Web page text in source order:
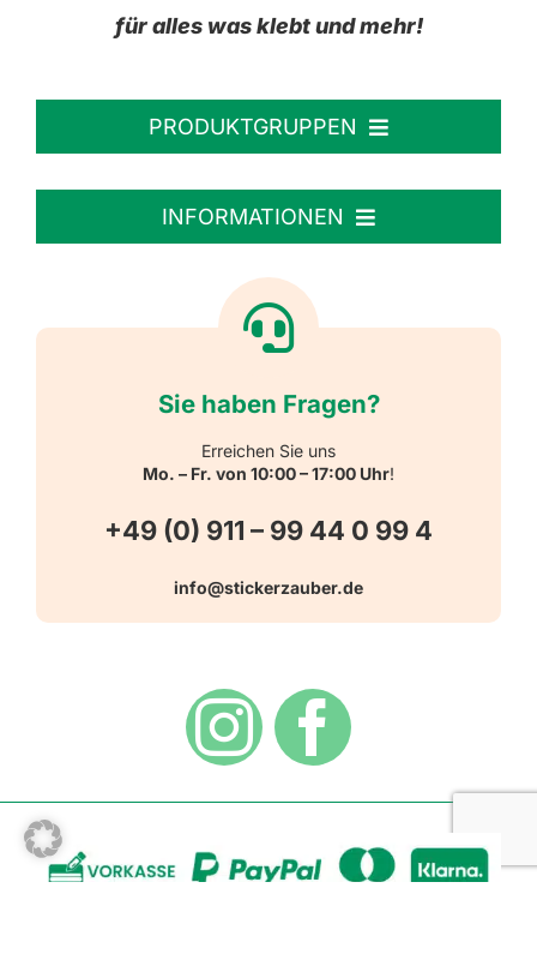
für alles was klebt und mehr!
PRODUKTGRUPPEN
Personalisierte Aufkleber
Reflektierende Aufkleber
Warn-, Gebots-, Verbots- und
Hinweisaufkleber
INFORMATIONEN
Versandarten
Widerrufsbelehrung
Sie haben Fragen?
Erreichen Sie uns
Mo. – Fr. von 10:00 – 17:00 Uhr!
+49 (0) 911 – 99 44 0 99 4
info@stickerzauber.de